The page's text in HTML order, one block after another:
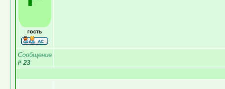
гость
Сообщение
# 23